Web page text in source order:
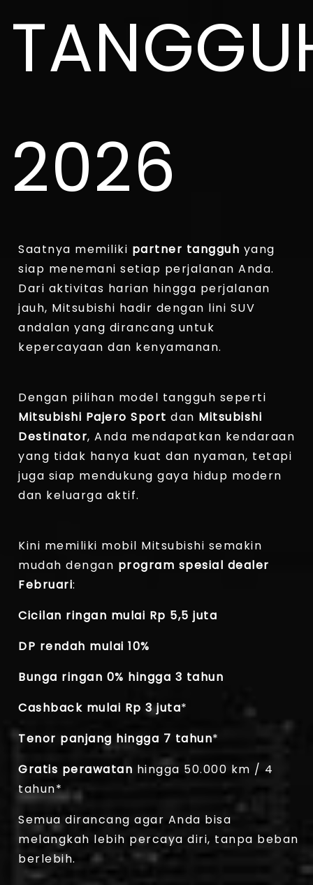
2026
Saatnya memiliki partner tangguh yang
siap menemani setiap perjalanan Anda.
Dari aktivitas harian hingga perjalanan
jauh, Mitsubishi hadir dengan lini SUV
andalan yang dirancang untuk
kepercayaan dan kenyamanan.
Dengan pilihan model tangguh seperti
Mitsubishi Pajero Sport dan Mitsubishi
Destinator, Anda mendapatkan kendaraan
yang tidak hanya kuat dan nyaman, tetapi
juga siap mendukung gaya hidup modern
dan keluarga aktif.
Kini memiliki mobil Mitsubishi semakin
mudah dengan program spesial dealer
Februari:
Cicilan ringan mulai Rp 5,5 juta
DP rendah mulai 10%
Bunga ringan 0% hingga 3 tahun
Cashback mulai Rp 3 juta*
Tenor panjang hingga 7 tahun*
Gratis perawatan hingga 50.000 km / 4
tahun*
Semua dirancang agar Anda bisa
melangkah lebih percaya diri, tanpa beban
berlebih.